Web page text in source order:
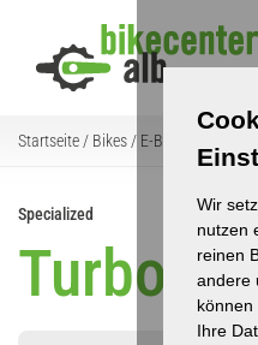
Wir
nutzen
reinen
andere
können
Ihre
Pfadnavigation
Startseite Bikes E-Bikes
Specialized
Turbo